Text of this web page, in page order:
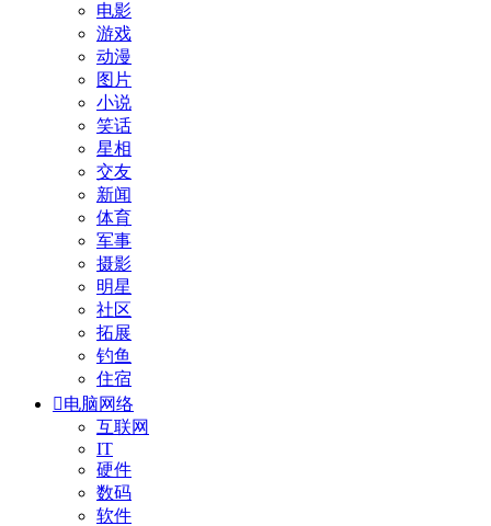
电影
游戏
动漫
图片
小说
笑话
星相
交友
新闻
体育
军事
摄影
明星
社区
拓展
钓鱼
住宿
电脑网络
互联网
IT
硬件
数码
软件